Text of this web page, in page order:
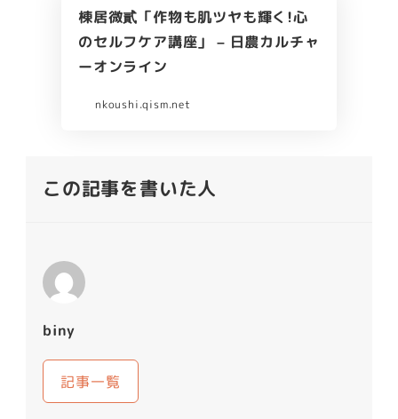
棟居微貳「作物も肌ツヤも輝く!心
のセルフケア講座」 – 日農カルチャ
ーオンライン
nkoushi.qism.net
この記事を書いた人
biny
記事一覧